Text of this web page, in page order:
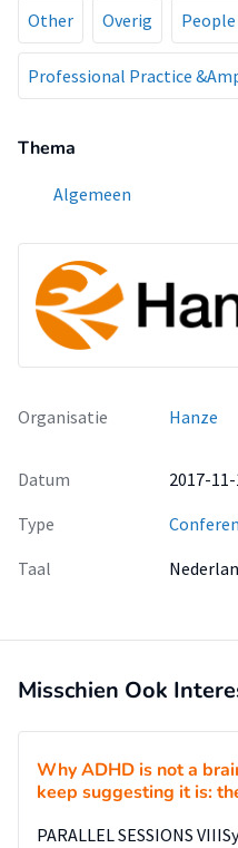
Other Overig
Professional Practice
Thema
Algemeen
Organisatie Hanze
Datum
2017-
Type
Taal
Misschien Ook
Why ADHD is not a
keep suggesting it is:
PARALLEL SESSIONS